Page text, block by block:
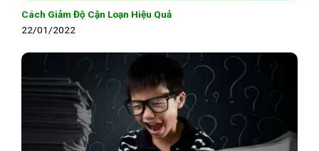
Cách Giảm Độ Cận Loạn Hiệu Quả
22/01/2022